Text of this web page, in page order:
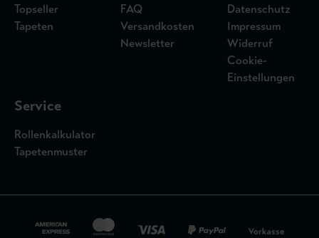
Topseller
Tapeten
FAQ
Versandkosten
Newsletter
Datenschutz
Impressum
Widerruf
Cookie-
Einstellungen
Service
Rollenkalkulator
Tapetenmuster